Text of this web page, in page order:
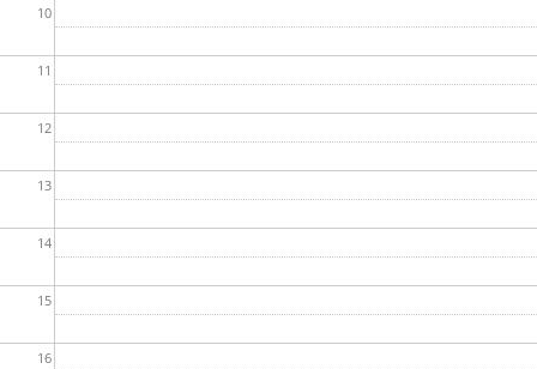
10
11
12
13
14
15
16